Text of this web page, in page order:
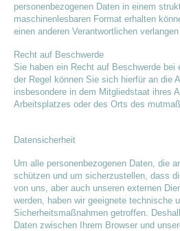
personenbezogenen Daten in einem
maschinenlesbaren Format erhalten
einen anderen Verantwortlichen verlangen
Recht auf Beschwerde
Sie haben ein Recht auf Beschwerde bei
der Regel können Sie sich hierfür an die
insbesondere in dem Mitgliedstaat ihres
Arbeitsplatzes oder des Orts des
Datensicherheit
Um alle personenbezogenen Daten, die
schützen und um sicherzustellen, dass
von uns, aber auch unseren externen
werden, haben wir geeignete technische
Sicherheitsmaßnahmen getroffen.
Daten zwischen Ihrem Browser und